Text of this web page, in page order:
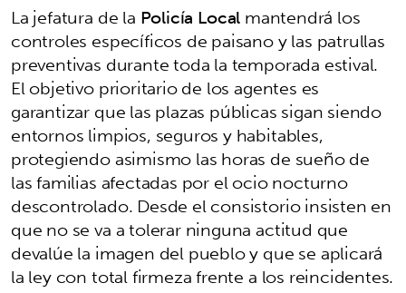
La jefatura de la Policía Localmantendrá los
controles específicos de paisano y las patrullas
preventivas durante toda la temporada estival.
El objetivo prioritario de los agentes es
garantizar que las plazas públicas sigan siendo
entornos limpios, seguros y habitables,
protegiendo asimismo las horas de sueño de
las familias afectadas por el ocio nocturno
descontrolado. Desde el consistorio insisten en
que no se va a tolerar ninguna actitud que
devalúe la imagen del pueblo y que se aplicará
la ley con total firmeza frente a los reincidentes.